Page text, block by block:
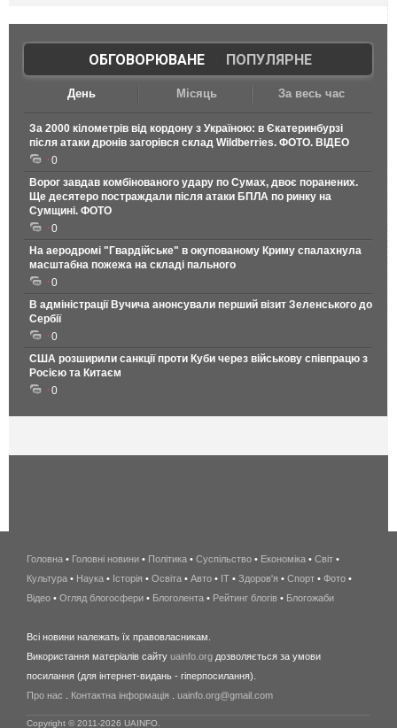
ОБГОВОРЮВАНЕ| ПОПУЛЯРНЕ
День Місяць За весь час
За 2000 кілометрів від кордону з Україною: в Єкатеринбурзі
після атаки дронів загорівся склад Wildberries. ФОТО. ВІДЕО
0
Ворог завдав комбінованого удару по Сумах, двоє поранених.
Ще десятеро постраждали після атаки БПЛА по ринку на
Сумщині. ФОТО
0
На аеродромі "Гвардійське" в окупованому Криму спалахнула
масштабна пожежа на складі пального
0
В адміністрації Вучича анонсували перший візит Зеленського до
Сербії
0
США розширили санкції проти Куби через військову співпрацю з
Росією та Китаєм
0
беспроводной
интернет
киев
wimax
в
Головна • Головні новини • Політика • Суспільство • Економіка • Світ •
Культура • Наука • Історія • Освіта • Авто • IT • Здоров'я • Спорт • Фото •
Відео • Огляд блогосфери • Блоголента • Рейтинг блогів • Блогожаби
Всі новини належать їх правовласникам.
Використання матеріалів сайту uainfo.org дозволяється за умови
посилання (для інтернет-видань - гіперпосилання).
Про нас
Контактна інформація uainfo.org@gmail.com
Copyright © 2011-2026 UAINFO.